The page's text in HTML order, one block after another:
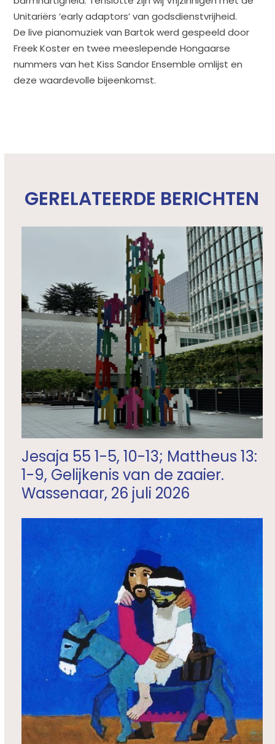
Unitariërs ‘early adaptors’ van godsdienstvrijheid.
De live pianomuziek van Bartok werd gespeeld door
Freek Koster en twee meeslepende Hongaarse
nummers van het Kiss Sandor Ensemble omlijst en
deze waardevolle bijeenkomst.
GERELATEERDE BERICHTEN
Jesaja 55 1-5, 10-13; Mattheus 13:
1-9, Gelijkenis van de zaaier.
Wassenaar, 26 juli 2026